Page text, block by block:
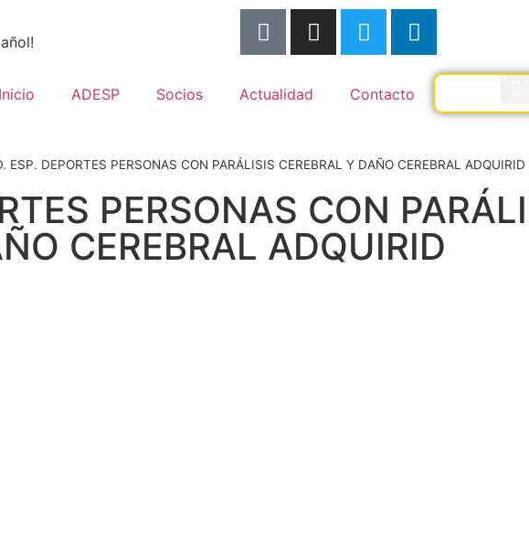
Inicio ADESP Socios Actualidad Contacto
ESP. DEPORTES PERSONAS CON PARÁLISIS CEREBRAL Y DAÑO CEREBRAL ADQUIRID
PERSONAS CON
CEREBRAL ADQUIRID